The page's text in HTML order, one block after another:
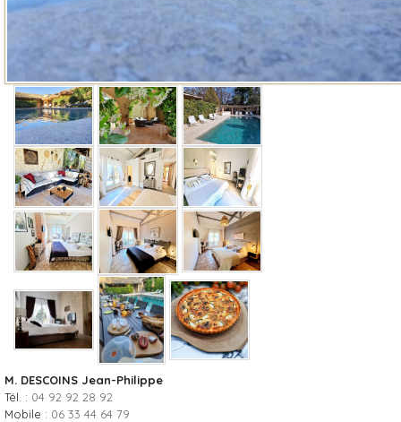
M. DESCOINS Jean-Philippe
Tél. : 04 92 92 28 92
Mobile : 06 33 44 64 79